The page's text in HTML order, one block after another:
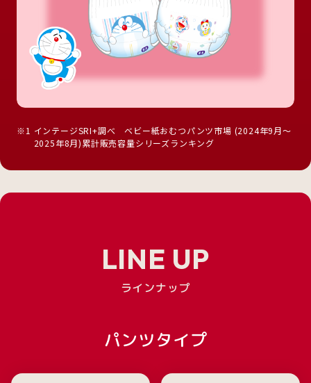
※1 インテージSRI+調べ ベビー紙おむつパンツ市場 (2024年9月～
2025年8月)累計販売容量シリーズランキング
LINE UP
ラインナップ
パンツタイプ